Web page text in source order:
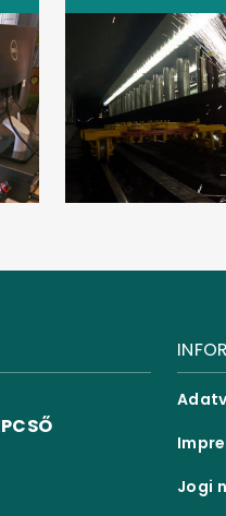
Jogi